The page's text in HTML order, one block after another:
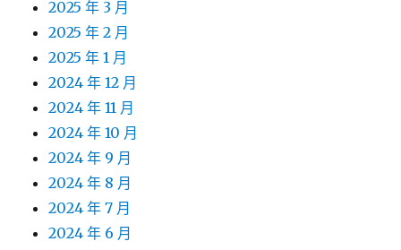
2025 年 3 月
2025 年 2 月
2025 年 1 月
2024 年 12 月
2024 年 11 月
2024 年 10 月
2024 年 9 月
2024 年 8 月
2024 年 7 月
2024 年 6 月